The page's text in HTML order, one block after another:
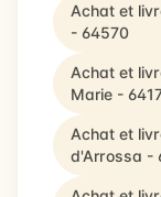
Achat et
- 64570
Achat et
Marie -
Achat et
d'Arrossa -